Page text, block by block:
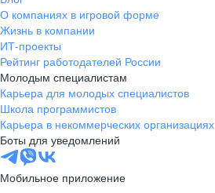
О компаниях в игровой форме
Жизнь в компании
ИТ-проекты
Рейтинг работодателей России
Молодым специалистам
Карьера для молодых специалистов
Школа программистов
Карьера в некоммерческих организациях
Боты для уведомлений
Мобильное приложение